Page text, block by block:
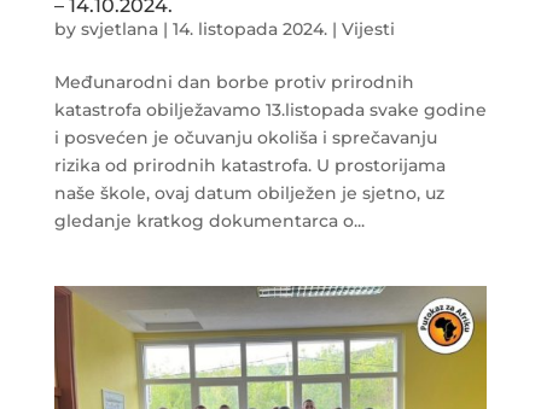
– 14.10.2024.
by svjetlana| 14. listopada 2024.| Vijesti
Međunarodni dan borbe protiv prirodnih
katastrofa obilježavamo 13.listopada svake godine
i posvećen je očuvanju okoliša i sprečavanju
rizika od prirodnih katastrofa. U prostorijama
naše škole, ovaj datum obilježen je sjetno, uz
gledanje kratkog dokumentarca o...